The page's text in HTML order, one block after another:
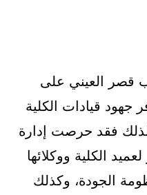
قصر العيني على
جهود قيادات الكلية
ولذلك فقد حرصت إدارة
الكلية ووكلائها
الجودة، وكذلك